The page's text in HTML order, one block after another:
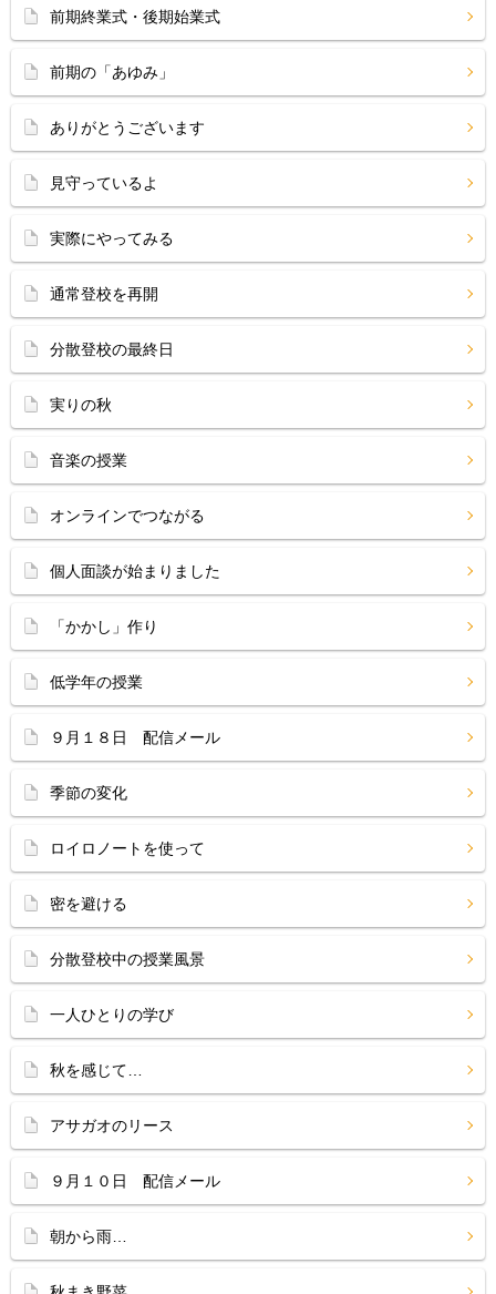
前期終業式・後期始業式
前期の「あゆみ」
ありがとうございます
見守っているよ
実際にやってみる
通常登校を再開
分散登校の最終日
実りの秋
音楽の授業
オンラインでつながる
個人面談が始まりました
「かかし」作り
低学年の授業
９月１８日 配信メール
季節の変化
ロイロノートを使って
密を避ける
分散登校中の授業風景
一人ひとりの学び
秋を感じて…
アサガオのリース
９月１０日 配信メール
朝から雨…